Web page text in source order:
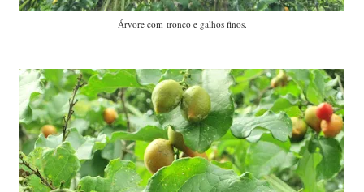
Árvore com tronco e galhos finos.